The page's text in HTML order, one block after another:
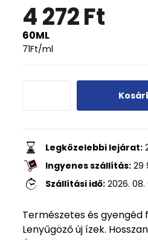
4 272Ft
60ML
71Ft/ml
Legközelebbi lejárat:
Ingyenes szállítás: 29
Szállítási idő: 2026. 08.
Természetes és gyengéd
Lenyűgöző új ízek.